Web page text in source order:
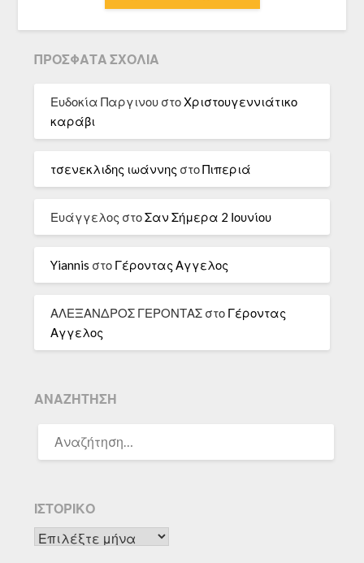
ΠΡΌΣΦΑΤΑ ΣΧΌΛΙΑ
Ευδοκία Παργινου στοΧριστουγεννιάτικο
καράβι
τσενεκλιδης ιωάννης στοΠιπεριά
Ευάγγελος στοΣαν Σήμερα 2 Ιουνίου
Yiannis στο Γέροντας Αγγελος
ΑΛΕΞΑΝΔΡΟΣ ΓΕΡΟΝΤΑΣ στο Γέροντας
Αγγελος
ΑΝΑΖΉΤΗΣΗ
ΓΙΑ:
ΙΣΤΟΡΙΚΌ
Ιστορικό